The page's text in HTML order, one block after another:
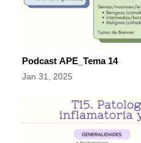
Podcast APE_Tema 14
Jan 31, 2025